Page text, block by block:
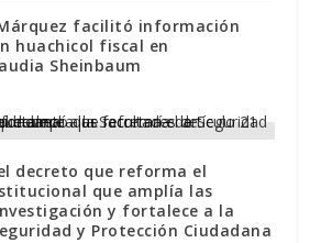
facilitó información
huachicol fiscal en
Sheinbaum
decreto que reforma el
que amplía las
y fortalece a la
y Protección Ciudadana